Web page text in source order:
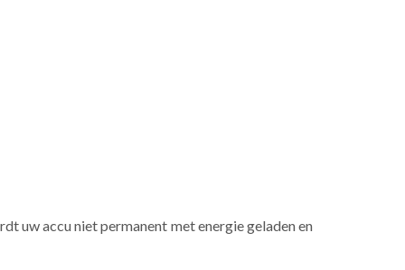
uw accu niet permanent met energie geladen en